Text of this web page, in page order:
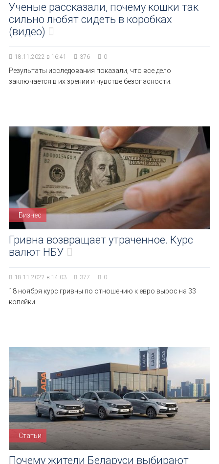
Ученые рассказали, почему кошки так
сильно любят сидеть в коробках
(видео)
18.11.2022 в 16:41 376 0
Результаты исследования показали, что все дело
заключается в их зрении и чувстве безопасности.
Бизнес
Гривна возвращает утраченное. Курс
валют НБУ
18.11.2022 в 14:03 377 0
18 ноября курс гривны по отношению к евро вырос на 33
копейки.
Статьи
Почему жители Беларуси выбирают